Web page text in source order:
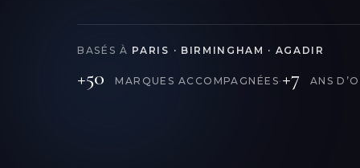
BASÉS À PARIS · BIRMINGHAM · AGADIR
+50 MARQUES ACCOMPAGNÉES·+7 ANS